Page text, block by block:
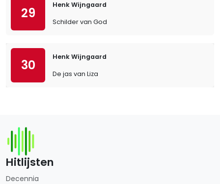
29
Henk Wijngaard
Schilder van God
30
Henk Wijngaard
De jas van Liza
Hitlijsten
Decennia